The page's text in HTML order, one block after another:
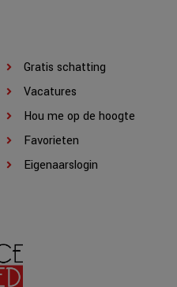
Gratis schatting
Vacatures
Hou me op de hoogte
Favorieten
Eigenaarslogin